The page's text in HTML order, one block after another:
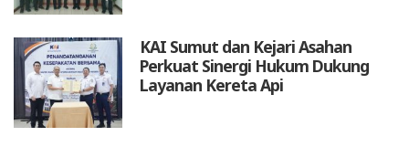
KAI Sumut dan Kejari Asahan
Perkuat Sinergi Hukum Dukung
Layanan Kereta Api